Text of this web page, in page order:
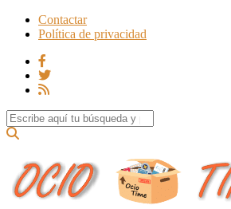
Contactar
Política de privacidad
Search for: